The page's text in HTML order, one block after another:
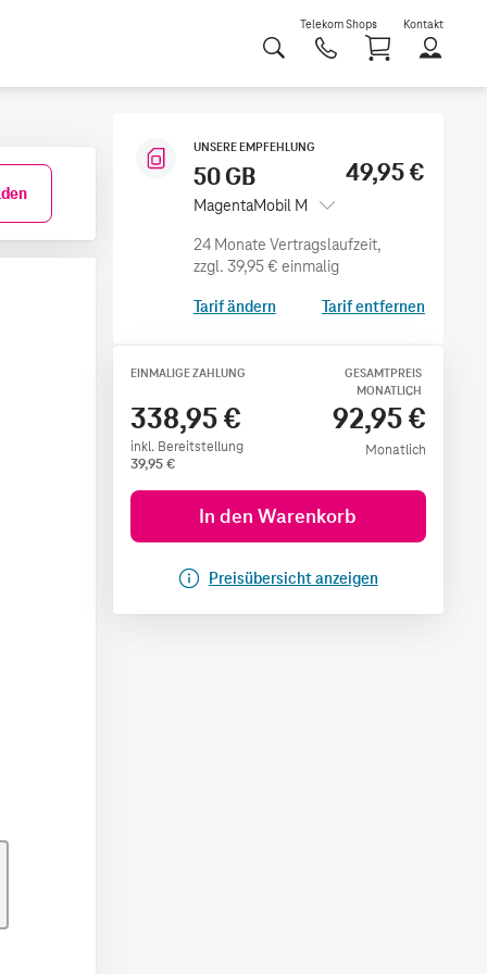
Telekom Shops Kontakt
UNSERE EMPFEHLUNG
50 GB
MagentaMobil M
49,95 €
zzgl. 39,95 € einmalig
Tarif ändern Tarif entfernen
EINMALIGE ZAHLUNG
338,95 €
inkl. Bereitstellung
39,95€
GESAMTPREIS
MONATLICH
92,95 €
Monatlich
In den Warenkorb
Preisübersicht anzeigen